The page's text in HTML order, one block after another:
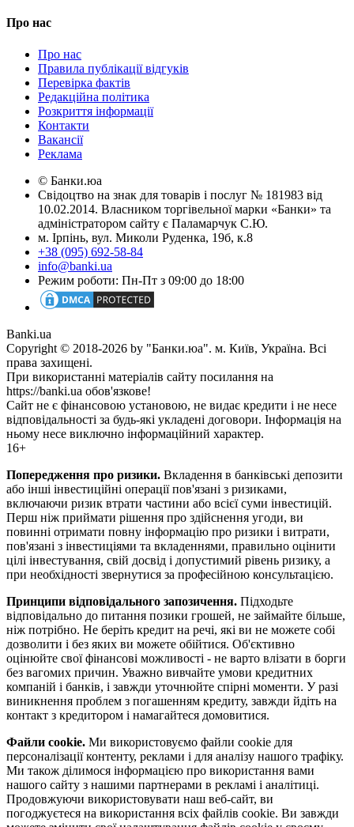
Про нас
Про нас
Правила публікації відгуків
Перевірка фактів
Редакційна політика
Розкриття інформації
Контакти
Вакансії
Реклама
© Банки.юа
Свідоцтво на знак для товарів і послуг № 181983 від
10.02.2014. Власником торгівельної марки «Банки» та
адміністратором сайту є Паламарчук С.Ю.
м. Ірпінь, вул. Миколи Руденка, 19б, к.8
+38 (095) 692-58-84
info@banki.ua
Режим роботи: Пн-Пт з 09:00 до 18:00
Banki.ua
Copyright © 2018-2026 by "Банки.юа". м. Київ, Україна. Всі
права захищені.
При використанні матеріалів сайту посилання на
https://banki.ua обов'язкове!
Сайт не є фінансовою установою, не видає кредити і не несе
відповідальності за будь-які укладені договори. Інформація на
ньому несе виключно інформаційний характер.
16+
Попередження про ризики. Вкладення в банківські депозити
або інші інвестиційні операції пов'язані з ризиками,
включаючи ризик втрати частини або всієї суми інвестицій.
Перш ніж приймати рішення про здійснення угоди, ви
повинні отримати повну інформацію про ризики і витрати,
пов'язані з інвестиціями та вкладеннями, правильно оцінити
цілі інвестування, свій досвід і допустимий рівень ризику, а
при необхідності звернутися за професійною консультацією.
Принципи відповідального запозичення. Підходьте
відповідально до питання позики грошей, не займайте більше,
ніж потрібно. Не беріть кредит на речі, які ви не можете собі
дозволити і без яких ви можете обійтися. Об'єктивно
оцінюйте свої фінансові можливості - не варто влізати в борги
без вагомих причин. Уважно вивчайте умови кредитних
компаній і банків, і завжди уточнюйте спірні моменти. У разі
виникнення проблем з погашенням кредиту, завжди йдіть на
контакт з кредитором і намагайтеся домовитися.
Файли cookie. Ми використовуємо файли cookie для
персоналізації контенту, реклами і для аналізу нашого трафіку.
Ми також ділимося інформацією про використання вами
нашого сайту з нашими партнерами в рекламі і аналітиці.
Продовжуючи використовувати наш веб-сайт, ви
погоджуєтеся на використання всіх файлів cookie. Ви завжди